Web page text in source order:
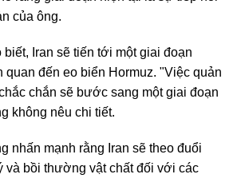
của ông.
Iran sẽ tiến tới một giai đoạn
đến eo biển Hormuz. "Việc quản
chắn sẽ bước sang một giai đoạn
không nêu chi tiết.
nhấn mạnh rằng Iran sẽ theo đuổi
và bồi thường vật chất đối với các